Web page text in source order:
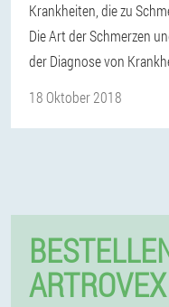
Krankheiten, die zu
Die Art der Schmerzen
der Diagnose von
18 Oktober 2018
ARTROVEX